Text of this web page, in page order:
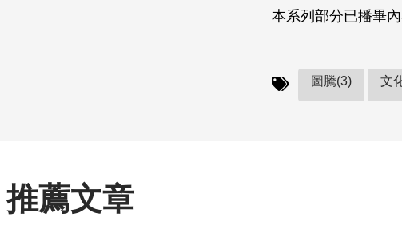
本系列部分已播畢
圖騰(3) 文
推薦文章